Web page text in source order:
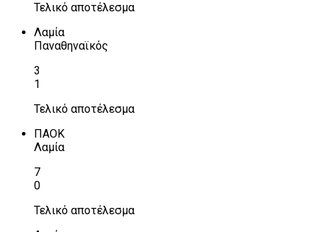
Τελικό αποτέλεσμα
Λαμία
Παναθηναϊκός
3
1
Τελικό αποτέλεσμα
ΠΑΟΚ
Λαμία
7
0
Τελικό αποτέλεσμα